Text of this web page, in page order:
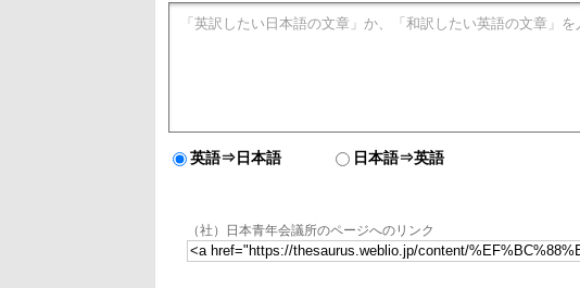
英語⇒日本語 日本語⇒英語
（社）日本青年会議所のページへのリンク